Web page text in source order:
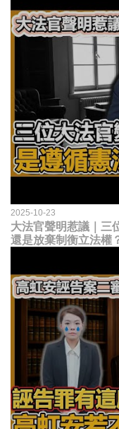
2025-10-23
大法官聲明惹議｜三
還是放棄制衡立法權